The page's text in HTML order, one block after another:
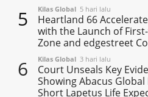
5 Kilas Global 5 hari lalu
Heartland 66
with the Launch of
Zone and edgestreet
6 Kilas Global 3 hari lalu
Court Unseals Key
Showing Abacus
Short Lapetus Life